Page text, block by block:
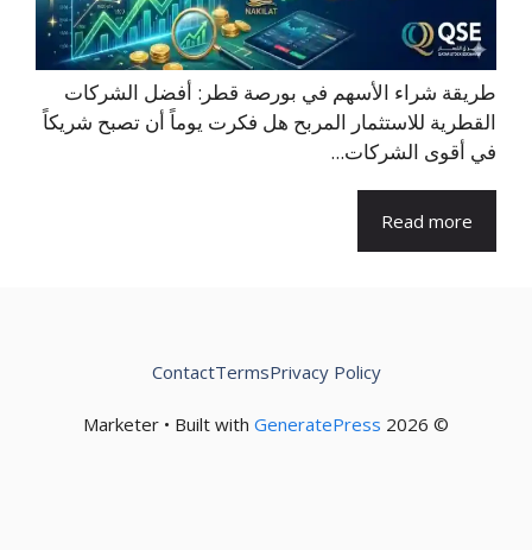
طريقة شراء الأسهم في بورصة قطر: أفضل الشركات
القطرية للاستثمار المربح هل فكرت يوماً أن تصبح شريكاً
في أقوى الشركات...
Read more
© 2026 Marketer • Built with
GeneratePress
Privacy Policy
Terms
Contact